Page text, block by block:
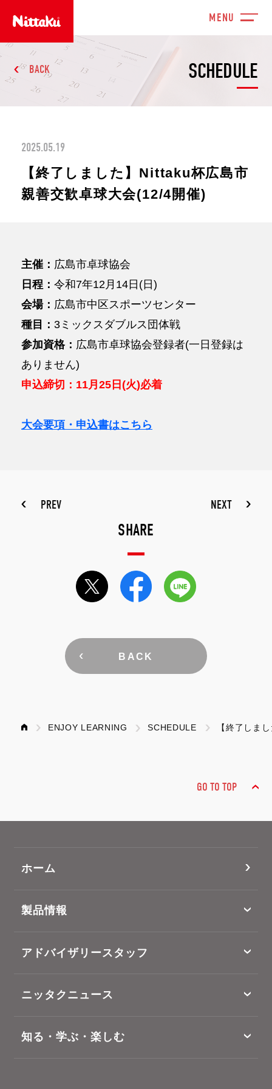
SCHEDULE
BACK
2025.05.19
【終了しました】Nittaku杯広島市
親善交歓卓球大会(12/4開催)
主催： 広島市卓球協会
日程： 令和7年12月14日(日)
会場： 広島市中区スポーツセンター
種目： 3ミックスダブルス団体戦
参加資格： 広島市卓球協会登録者(一日登録は
ありません)
申込締切：11月25日(火)必着
大会要項・申込書はこちら
PREV NEXT
SHARE
BACK
ENJOY LEARNING SCHEDULE 【終了しま
GO TO TOP
ホーム
製品情報
アドバイザリースタッフ
ニッタクニュース
知る・学ぶ・楽しむ